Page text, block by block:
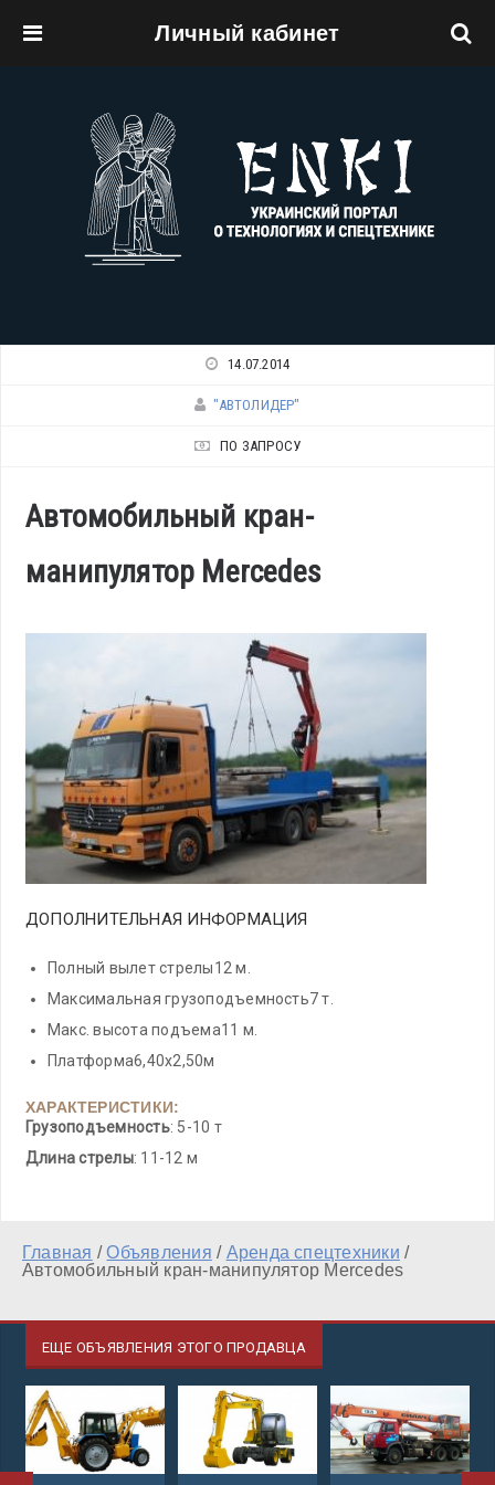
Личный кабинет
14.07.2014
"АВТОЛИДЕР"
ПО ЗАПРОСУ
Автомобильный кран-
манипулятор Mercedes
ДОПОЛНИТЕЛЬНАЯ ИНФОРМАЦИЯ
Полный вылет стрелы12 м.
Максимальная грузоподъемность7 т.
Макс. высота подъема11 м.
Платформа6,40х2,50м
ХАРАКТЕРИСТИКИ:
Грузоподъемность: 5-10 т
Длина стрелы: 11-12 м
Главная /Объявления / Аренда спецтехники /
Автомобильный кран-манипулятор Mercedes
ЕЩЕ ОБЪЯВЛЕНИЯ ЭТОГО ПРОДАВЦА